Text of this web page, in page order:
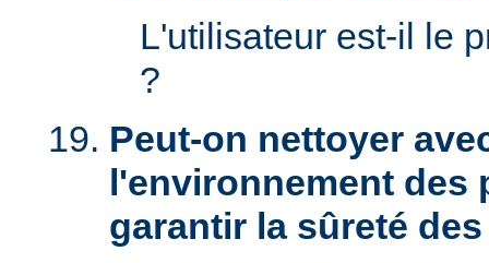
L'utilisateur est-il le
?
Peut-on nettoyer
l'environnement des
garantir la sûreté